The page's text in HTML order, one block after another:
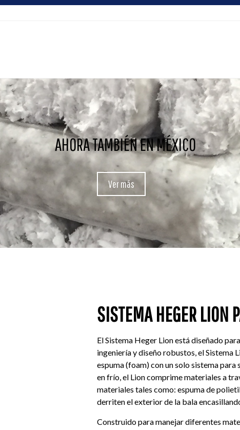
AHORA TAMBIÉN EN MÉXICO
Ver más
SISTEMA HEGER LION
El Sistema Heger Lion está diseñado
ingeniería y diseño robustos, el Sistema
espuma (foam) con un solo sistema
en frío, el Lion comprime materiales a
materiales tales como: espuma de
derriten el exterior de la bala
Construido para manejar diferentes